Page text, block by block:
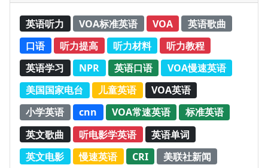
英语听力 VOA标准英语 VOA
英语歌曲
口语
听力提高 听力材料
听力教程
英语学习
NPR 英语口语
VOA慢速英语
美国国家电台
儿童英语
VOA英语
小学英语
cnn VOA常速英语
标准英语
英文歌曲
听电影学英语
英语单词
英文电影
慢速英语 CRI
美联社新闻